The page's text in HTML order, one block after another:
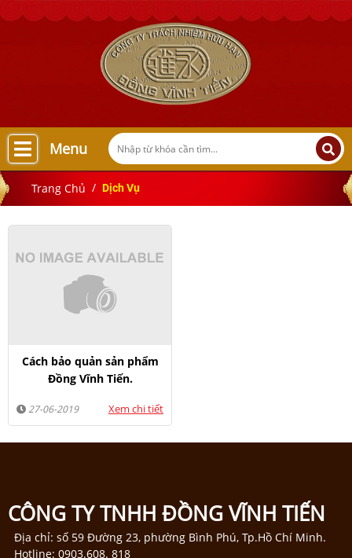
Menu
Trang Chủ Dịch Vụ
Cách bảo quản sản phẩm
Đồng Vĩnh Tiến.
27-06-2019 Xem chi tiết
CÔNG TY TNHH ĐỒNG VĨNH TIẾN
Địa chỉ: số 59 Đường 23, phường Bình Phú, Tp.Hồ Chí Minh.
Hotline: 0903.608. 818